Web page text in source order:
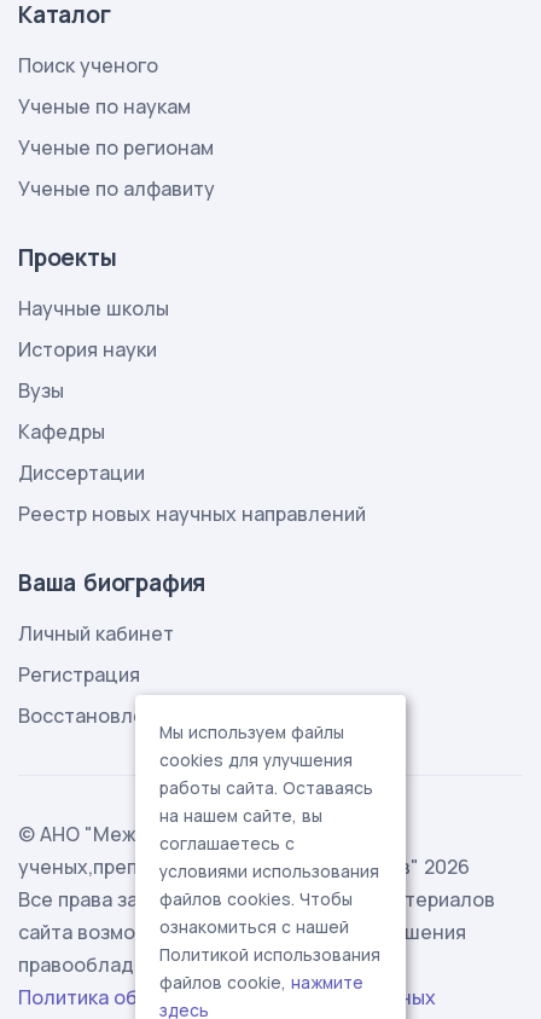
Каталог
Поиск ученого
Ученые по наукам
Ученые по регионам
Ученые по алфавиту
Проекты
Научные школы
История науки
Вузы
Кафедры
Диссертации
Реестр новых научных направлений
Ваша биография
Личный кабинет
Регистрация
Восстановление пароля
© АНО "Международная ассоциация
ученых,преподавателей и специалистов" 2026
Все права защищены. Использование материалов
сайта возможно исключительно с разрешения
правообладателя.
Политика обработки персональных данных
Мы используем файлы
cookies для улучшения
работы сайта. Оставаясь
на нашем сайте, вы
соглашаетесь с
условиями использования
файлов cookies. Чтобы
ознакомиться с нашей
Политикой использования
файлов cookie, нажмите
здесь